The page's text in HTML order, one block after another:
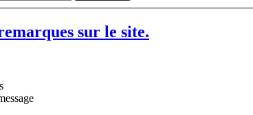
sur le site.